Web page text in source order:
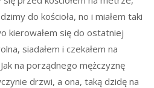
do kościoła, no i miałem taki
kierowałem się do ostatniej
siadałem i czekałem na
na porządnego mężczyznę
drzwi, a ona, taką dzidę na